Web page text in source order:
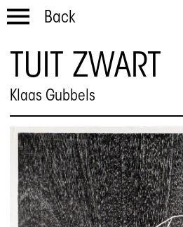
Back
TUIT ZWART
Klaas Gubbels